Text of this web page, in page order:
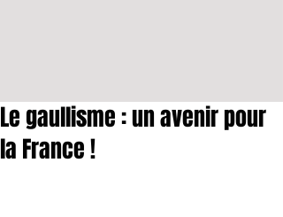
Le gaullisme : un avenir pour
la France !